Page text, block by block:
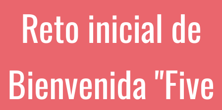
Reto inicial de
Bienvenida "Five